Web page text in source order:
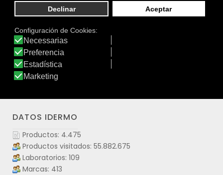
áreas afectadas por la caspa, la seborrea y el eccema.
Así mismo, elimina tanto la untuosidad del cuero
cabelludo como las cargas eléctricas estáticas del
cabello. Potente antiséptico y antiseborréico.
Ver producto
DATOS IDERMO
Productos: 4.475
Productos visitados: 55.882.675
Laboratorios: 109
Marcas: 413